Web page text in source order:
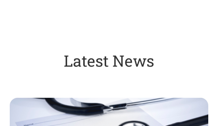
Latest News